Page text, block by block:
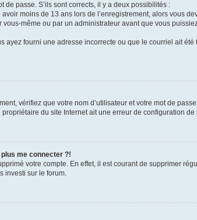
de passe. S’ils sont corrects, il y a deux possibilités :
moins de 13 ans lors de l’enregistrement, alors vous
même ou par un administrateur avant que vous
ayez fourni une adresse incorrecte ou que le courriel ait
vérifiez que votre nom d’utilisateur et votre mot de
du site Internet ait une erreur de configuration de
me connecter ?!
votre compte. En effet, il est courant de supprimer
investi sur le forum.